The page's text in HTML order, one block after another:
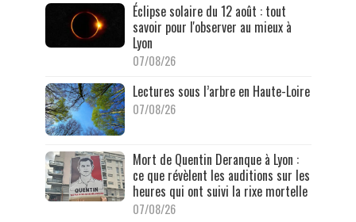
Éclipse solaire du 12 août : tout
savoir pour l'observer au mieux à
Lyon
07/08/26
Lectures sous l’arbre en Haute-Loire
07/08/26
Mort de Quentin Deranque à Lyon :
ce que révèlent les auditions sur les
heures qui ont suivi la rixe mortelle
07/08/26